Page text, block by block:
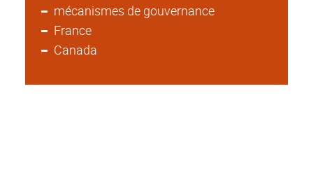
mécanismes de gouvernance
France
Canada